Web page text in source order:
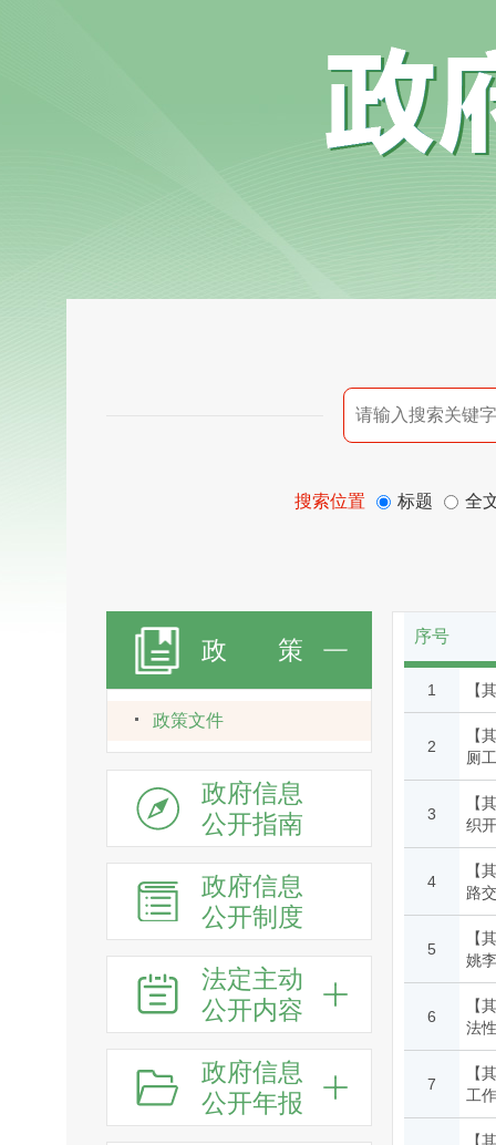
搜索位置 标题 全
政 策
政策文件
政府信息
公开指南
政府信息
公开制度
法定主动
公开内容
政府信息
公开年报
序号
1 【
2
【
厕
3
【
织
4
【
路
5
【
姚
6
【
法
7
【
工
【